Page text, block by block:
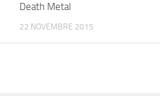
Death Metal
22 NOVEMBRE 2015